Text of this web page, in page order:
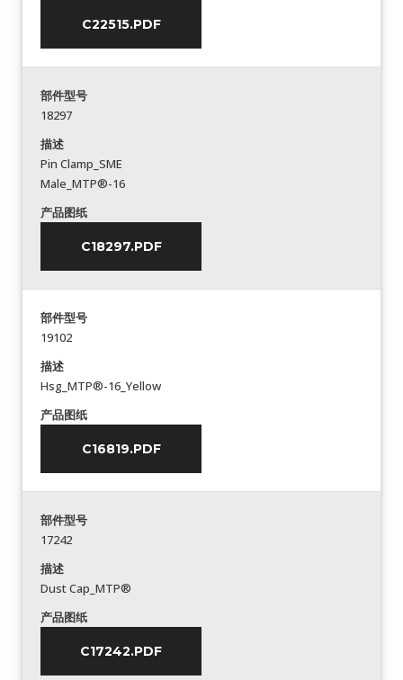
C22515.PDF
部件型号
18297
描述
Pin Clamp_SME
Male_MTP®-16
产品图纸
C18297.PDF
部件型号
19102
描述
Hsg_MTP®-16_Yellow
产品图纸
C16819.PDF
部件型号
17242
描述
Dust Cap_MTP®
产品图纸
C17242.PDF